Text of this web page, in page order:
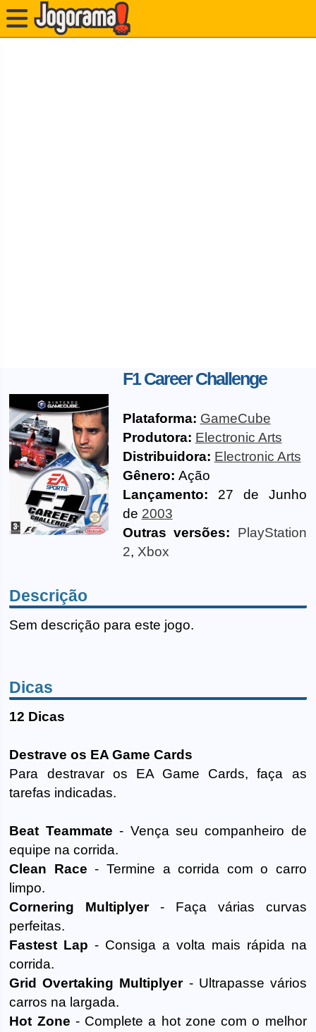
F1 Career Challenge
Plataforma: GameCube
Produtora: Electronic Arts
Distribuidora: Electronic Arts
Gênero: Ação
Lançamento: 27 de Junho
de 2003
Outras versões:
PlayStation
2, Xbox
Descrição
Sem descrição para este jogo.
Dicas
12 Dicas
Destrave os EA Game Cards
Para destravar os EA Game Cards, faça as
tarefas indicadas.
Beat Teammate - Vença seu companheiro de
equipe na corrida.
Clean Race - Termine a corrida com o carro
limpo.
Cornering Multiplyer- Faça várias curvas
perfeitas.
Fastest Lap - Consiga a volta mais rápida na
corrida.
Grid Overtaking Multiplyer- Ultrapasse vários
carros na largada.
Hot Zone - Complete a hot zone com o melhor